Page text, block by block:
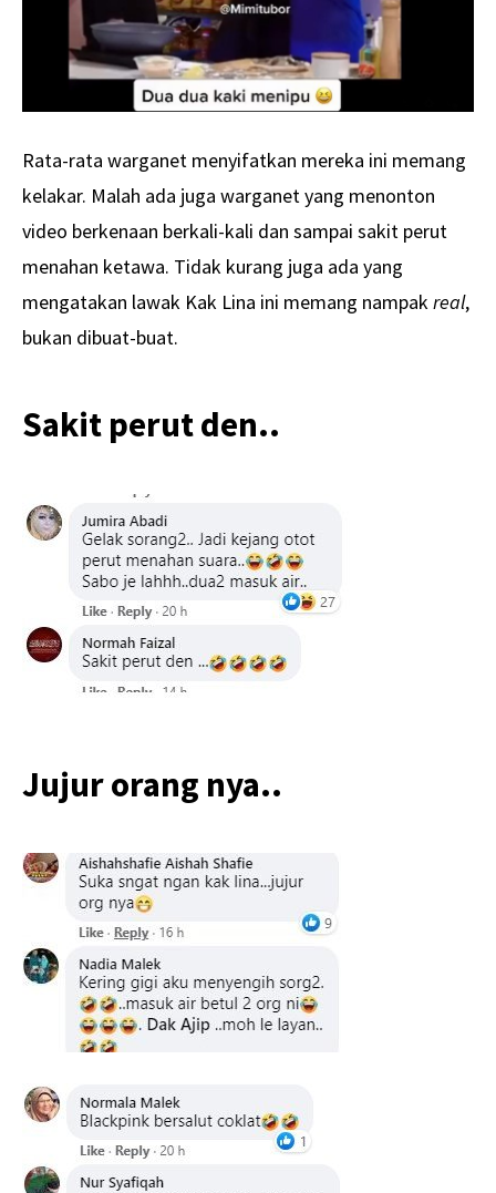
Rata-rata warganet menyifatkan mereka ini memang
kelakar. Malah ada juga warganet yang menonton
video berkenaan berkali-kali dan sampai sakit perut
menahan ketawa. Tidak kurang juga ada yang
mengatakan lawak Kak Lina ini memang nampakreal,
bukan dibuat-buat.
Sakit perut den..
Jujur orang nya..